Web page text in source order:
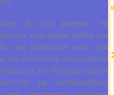
θα σας βοηθήσει να
στον κλάδο καθώς και
σας βοηθήσουν εντός του
πιο απαιτητικά επαγγέλματα
με ένα δίπλωμα Institut
με αυτοπεποίθηση,